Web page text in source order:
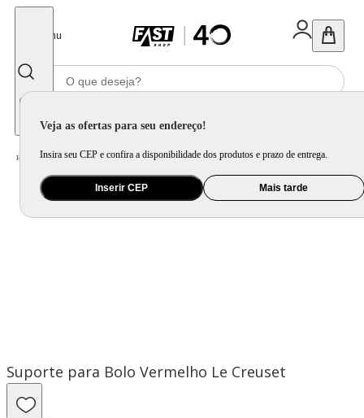
Menu
Veja as ofertas para seu endereço!
Insira seu CEP e confira a disponibilidade dos produtos e prazo de entrega.
Inserir CEP Mais tarde
Home Utilidade Doméstica Mesa / Servir
Suporte para Bolo Vermelho Le Creuset